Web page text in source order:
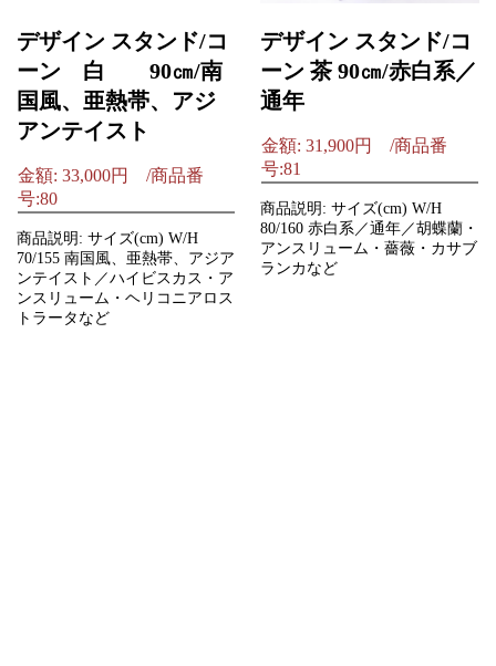
デザイン スタンド/コ
ーン 白 90㎝/南
国風、亜熱帯、アジ
アンテイスト
金額: 33,000円 /商品番
号:80
商品説明: サイズ(cm) W/H
70/155 南国風、亜熱帯、アジア
ンテイスト／ハイビスカス・ア
ンスリューム・ヘリコニアロス
トラータなど
デザイン スタンド/コ
ーン 茶 90㎝/赤白系／
通年
金額: 31,900円 /商品番
号:81
商品説明: サイズ(cm) W/H
80/160 赤白系／通年／胡蝶蘭・
アンスリューム・薔薇・カサブ
ランカなど